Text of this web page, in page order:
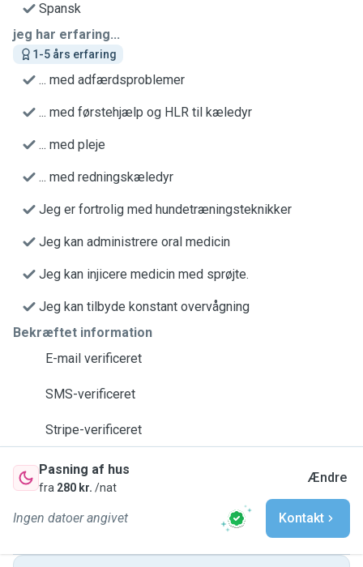
Spansk
jeg har erfaring...
1-5 års erfaring
... med adfærdsproblemer
... med førstehjælp og HLR til kæledyr
... med pleje
... med redningskæledyr
Jeg er fortrolig med hundetræningsteknikker
Jeg kan administrere oral medicin
Jeg kan injicere medicin med sprøjte.
Jeg kan tilbyde konstant overvågning
Bekræftet information
E-mail verificeret
SMS-verificeret
Stripe-verificeret
Pasning af hus
fra 280 kr. /nat
Ændre
Ingen datoer angivet Kontakt